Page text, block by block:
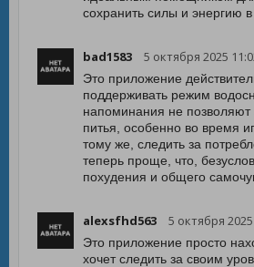
сохранить силы и энергию в
bad1583 5 октября 2025
Это приложение
поддерживать режим
напоминания не позволяют
питья, особенно во время
тому же, следить за
теперь проще, что,
похудения и общего
alexsfhd563 5 октября
Это приложение просто
хочет следить за своим